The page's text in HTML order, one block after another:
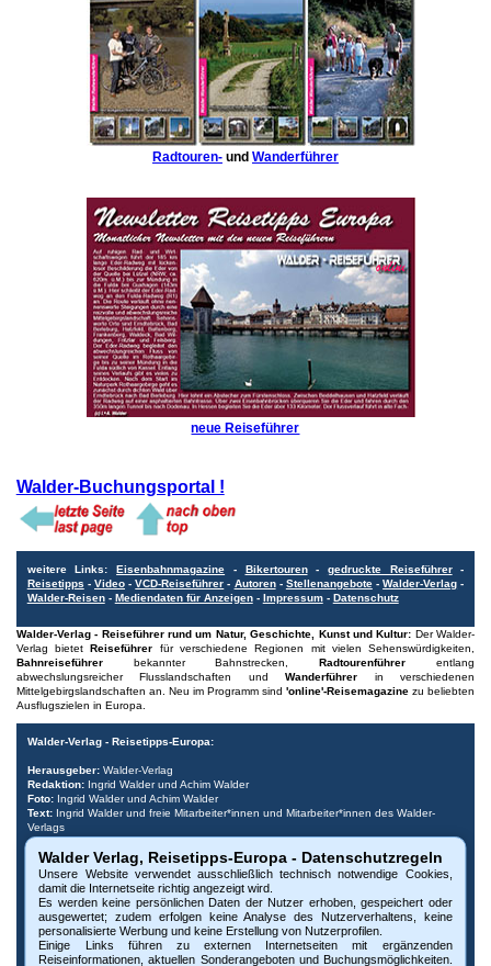
Radtouren-und Wanderführer
neue Reiseführer
Walder-Buchungsportal !
weitere Links: Eisenbahnmagazine - Bikertouren- gedruckte Reiseführer-
Reisetipps - Video -VCD-Reiseführer - Autoren- Stellenangebote-Walder-Verlag -
Walder-Reisen- Mediendaten für Anzeigen- Impressum- Datenschutz
Walder-Verlag - Reiseführer rund um Natur, Geschichte, Kunst und Kultur: Der Walder-
Verlag bietet
Reiseführer für verschiedene Regionen mit vielen Sehenswürdigkeiten,
Bahnreiseführerbekannter Bahnstrecken, Radtourenführer entlang
abwechslungsreicher Flusslandschaften undWanderführer in verschiedenen
Mittelgebirgslandschaften an. Neu im Programm sind'online'-Reisemagazine zu beliebten
Ausflugszielen in Europa.
Walder-Verlag - Reisetipps-Europa:
Herausgeber:Walder-Verlag
Redaktion: Ingrid Walder und Achim Walder
Foto: Ingrid Walder und Achim Walder
Text: Ingrid Walder und freie Mitarbeiter*innen und Mitarbeiter*innen des Walder-
Verlags
- Fotos und Texte, wenn gekennzeichnet, wurden von Tourismus-Büros
freundlicherweise bereitgestellt.
Urheberrecht:Bitte beachten Sie, dass alle Urheberrechte der Bilder und Dokumente
dieser Internetseite beim Walder-Verlag und den Fotografen liegen. Die Nutzung,
auch auszugsweise, ist nur mit vorheriger schriftlicher Genehmigung des Verlags oder
der Fotografen möglich. Die Veröffentlichung von Bildern und Texten auf nicht
autorisierten Internetseiten oder Druckerzeugnissen untersagen wir ausdrücklich. Bei
Missbrauch behalten wir uns rechtliche Schritte vor. Widerruf vorbehalten.
Walder Verlag, Reisetipps-Europa - Datenschutzregeln
Unsere Website verwendet ausschließlich technisch notwendige Cookies,
damit die Internetseite richtig angezeigt wird.
Es werden keine persönlichen Daten der Nutzer erhoben, gespeichert oder
ausgewertet; zudem erfolgen keine Analyse des Nutzerverhaltens, keine
personalisierte Werbung und keine Erstellung von Nutzerprofilen.
Einige Links führen zu externen Internetseiten mit ergänzenden
Reiseinformationen, aktuellen Sonderangeboten und Buchungsmöglichkeiten.